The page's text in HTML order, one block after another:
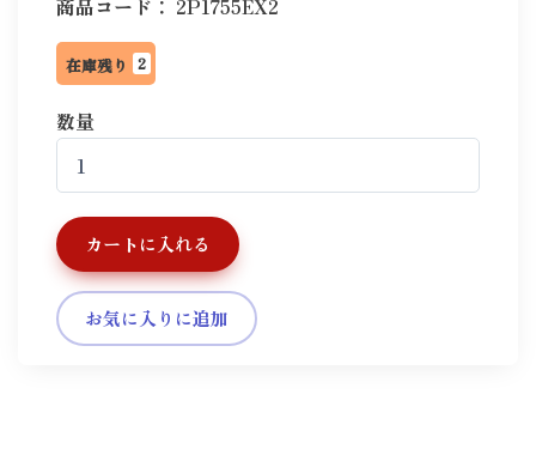
商品コード： 2P1755EX2
在庫残り 2
数量
カートに入れる
お気に入りに追加